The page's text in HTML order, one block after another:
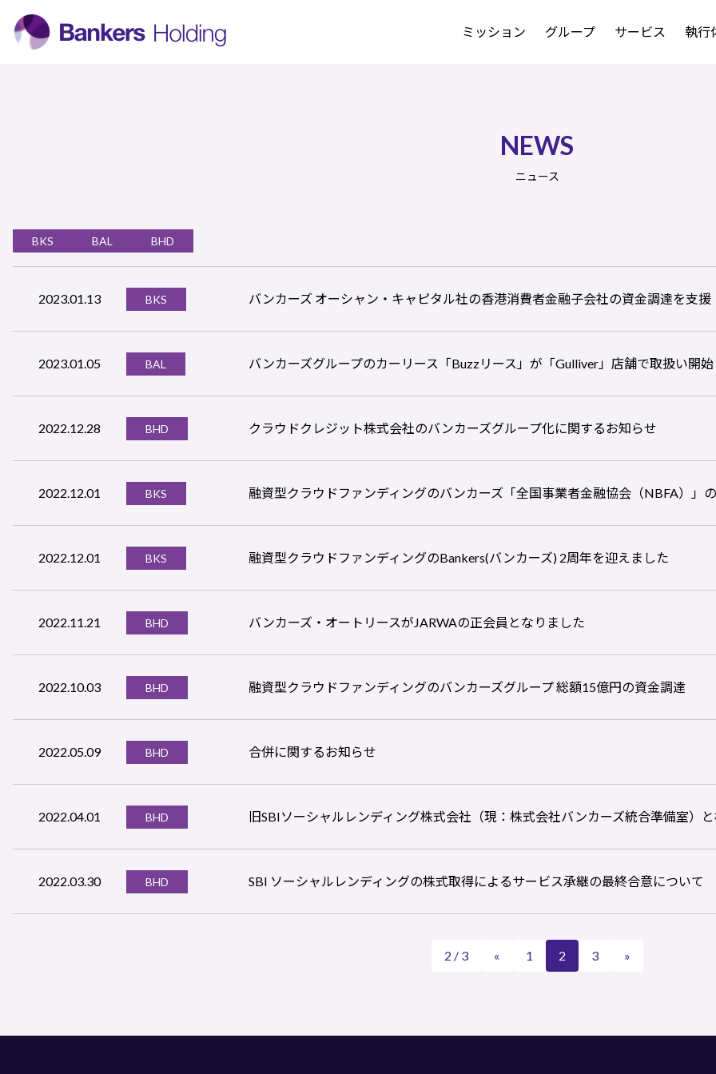
ミッション グループ サービス 執行
NEWS
ニュース
BKS BAL BHD
2023.01.13 BKS バンカーズ オーシャン・キャピタル社の香港消費者金融子会社の資金調達を支援
2023.01.05 BAL バンカーズグループのカーリース「Buzzリース」が「Gulliver」店舗で取扱い開始
2022.12.28 BHD クラウドクレジット株式会社のバンカーズグループ化に関するお知らせ
2022.12.01 BKS 融資型クラウドファンディングのバンカーズ「全国事業者金融協会（NBFA）」
2022.12.01 BKS 融資型クラウドファンディングのBankers(バンカーズ) 2周年を迎えました
2022.11.21 BHD バンカーズ・オートリースがJARWAの正会員となりました
2022.10.03 BHD 融資型クラウドファンディングのバンカーズグループ 総額15億円の資金調達
2022.05.09 BHD 合併に関するお知らせ
2022.04.01 BHD 旧SBIソーシャルレンディング株式会社（現：株式会社バンカーズ統合準備室）
2022.03.30 BHD SBI ソーシャルレンディングの株式取得によるサービス承継の最終合意について
2 / 3 « 1 2 3 »